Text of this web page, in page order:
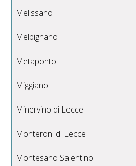
Melissano
Melpignano
Metaponto
Miggiano
Minervino di Lecce
Monteroni di Lecce
Montesano Salentino